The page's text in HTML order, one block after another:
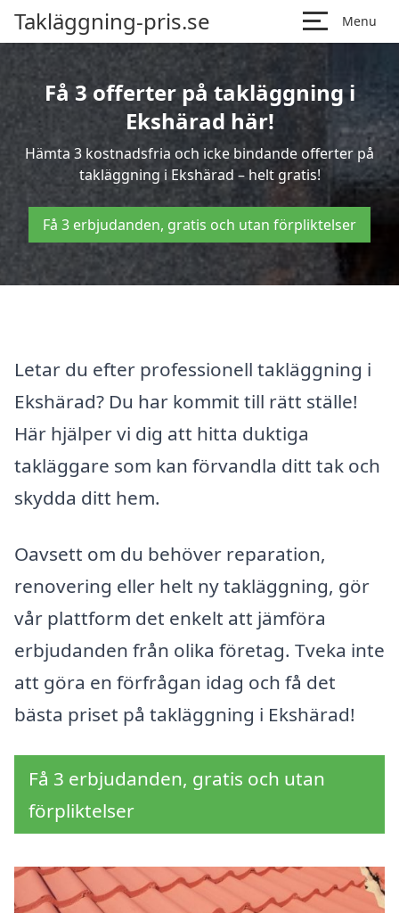
Takläggning-pris.se Menu
Få 3 offerter på takläggning i
Ekshärad här!
Hämta 3 kostnadsfria och icke bindande offerter på
takläggning i Ekshärad – helt gratis!
Få 3 erbjudanden, gratis och utan förpliktelser
Letar du efter professionell takläggning i
Ekshärad? Du har kommit till rätt ställe!
Här hjälper vi dig att hitta duktiga
takläggare som kan förvandla ditt tak och
skydda ditt hem.
Oavsett om du behöver reparation,
renovering eller helt ny takläggning, gör
vår plattform det enkelt att jämföra
erbjudanden från olika företag. Tveka inte
att göra en förfrågan idag och få det
bästa priset på takläggning i Ekshärad!
Få 3 erbjudanden, gratis och utan
förpliktelser